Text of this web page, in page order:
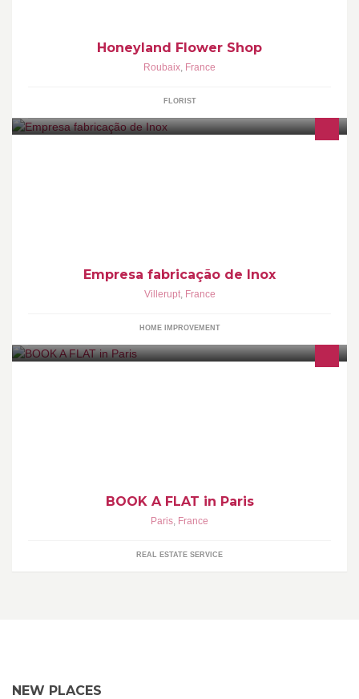
Honeyland Flower Shop
Roubaix, France
FLORIST
Empresa fabricação de Inox
Villerupt, France
HOME IMPROVEMENT
BOOK A FLAT in Paris
Paris, France
REAL ESTATE SERVICE
NEW PLACES